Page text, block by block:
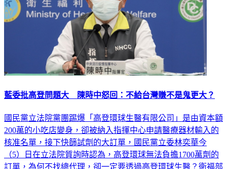
國民黨立法院黨團踢爆「高登環球生醫有限公司」是由資本額
200萬的小吃店變身，卻被納入指揮中心申請醫療器材輸入的
核准名單，接下快篩試劑的大訂單，國民黨立委林奕華今
（5）日在立法院質詢時認為，高登環球無法負擔1700萬劑的